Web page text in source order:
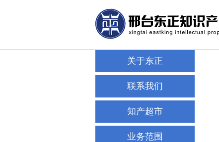
关于东正
联系我们
知产超市
业务范围